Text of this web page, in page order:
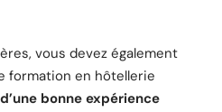
vous devez également
formation en hôtellerie
bonne expérience